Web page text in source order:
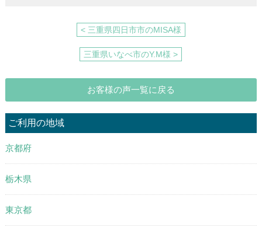
< 三重県四日市市のMISA様
三重県いなべ市のY.M様 >
お客様の声一覧に戻る
ご利用の地域
京都府
栃木県
東京都